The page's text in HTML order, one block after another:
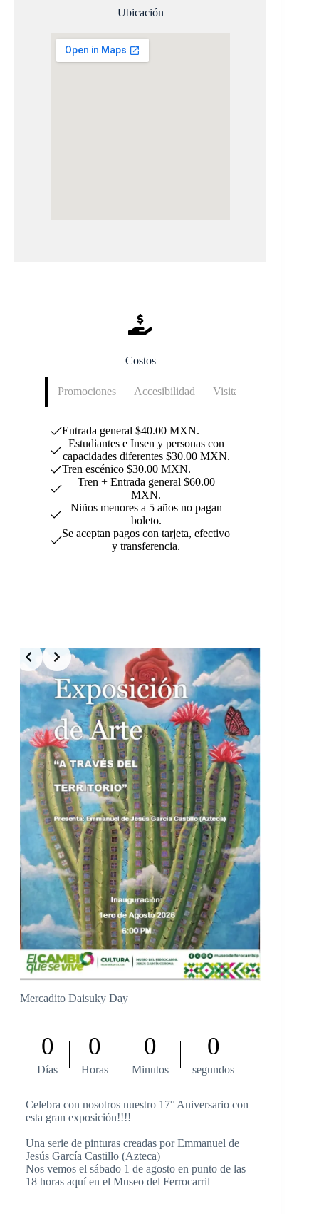
Ubicación
Costos
Promociones Accesibilidad Visita Guiada
Entrada general $40.00 MXN.
Estudiantes e Insen y personas con
capacidades diferentes $30.00 MXN.
Tren escénico $30.00 MXN.
Tren + Entrada general $60.00
MXN.
Niños menores a 5 años no pagan
boleto.
Se aceptan pagos con tarjeta, efectivo
y transferencia.
Mercadito Daisuky Day
0
Días
0
Horas
0
Minutos
0
segundos
Celebra con nosotros nuestro 17° Aniversario con
esta gran exposición!!!!
Una serie de pinturas creadas por Emmanuel de
Jesús García Castillo (Azteca)
Nos vemos el sábado 1 de agosto en punto de las
18 horas aquí en el Museo del Ferrocarril